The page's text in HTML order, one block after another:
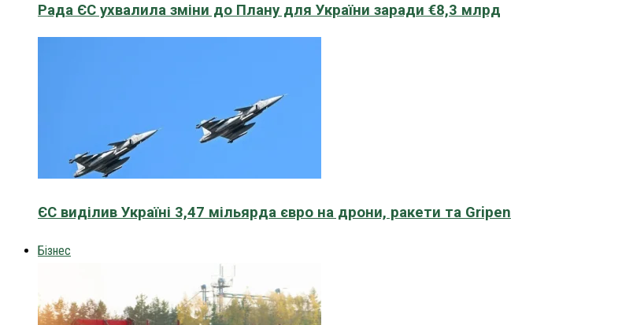
Рада ЄС ухвалила зміни до Плану для України заради €8,3 млрд
ЄС виділив Україні 3,47 мільярда євро на дрони, ракети та Gripen
Бізнес